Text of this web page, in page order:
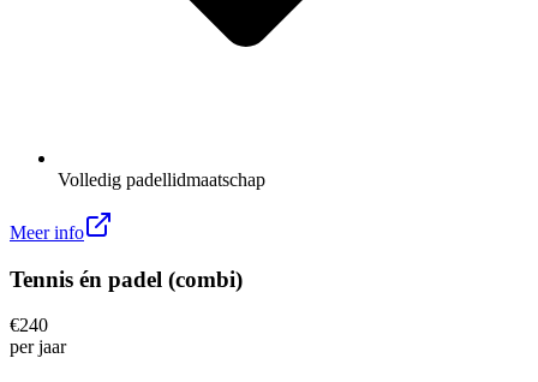
Volledig padellidmaatschap
Meer info
Tennis én padel (combi)
€240
perjaar